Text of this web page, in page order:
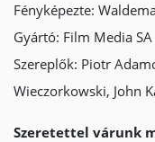
Fényképezte:
Gyártó: Film Media SA
Szereplők: Piotr
Wieczorkowski, John
Szeretettel várunk